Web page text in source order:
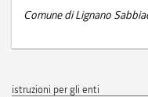
Comune di Lignano
istruzioni per gli enti